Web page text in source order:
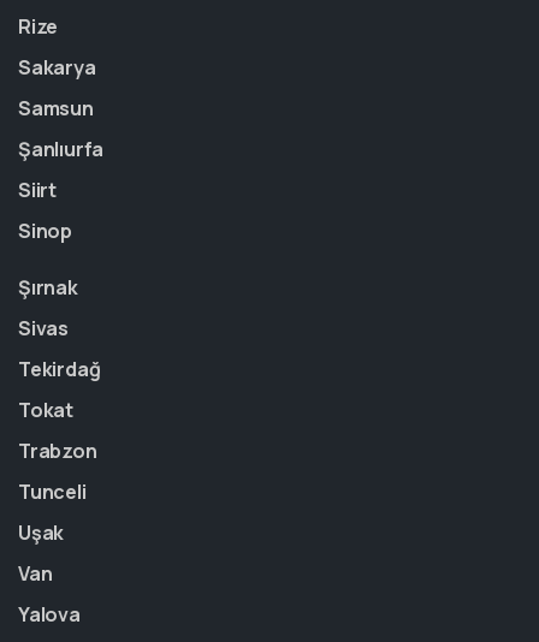
Rize
Sakarya
Samsun
Şanlıurfa
Siirt
Sinop
Şırnak
Sivas
Tekirdağ
Tokat
Trabzon
Tunceli
Uşak
Van
Yalova